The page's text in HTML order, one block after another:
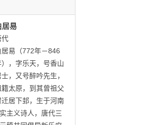
居易
代
居易（772年－846
），字乐天，号香山
士，又号醉吟先生，
籍太原，到其曾祖父
迁居下邽，生于河南
主义诗人，唐代三